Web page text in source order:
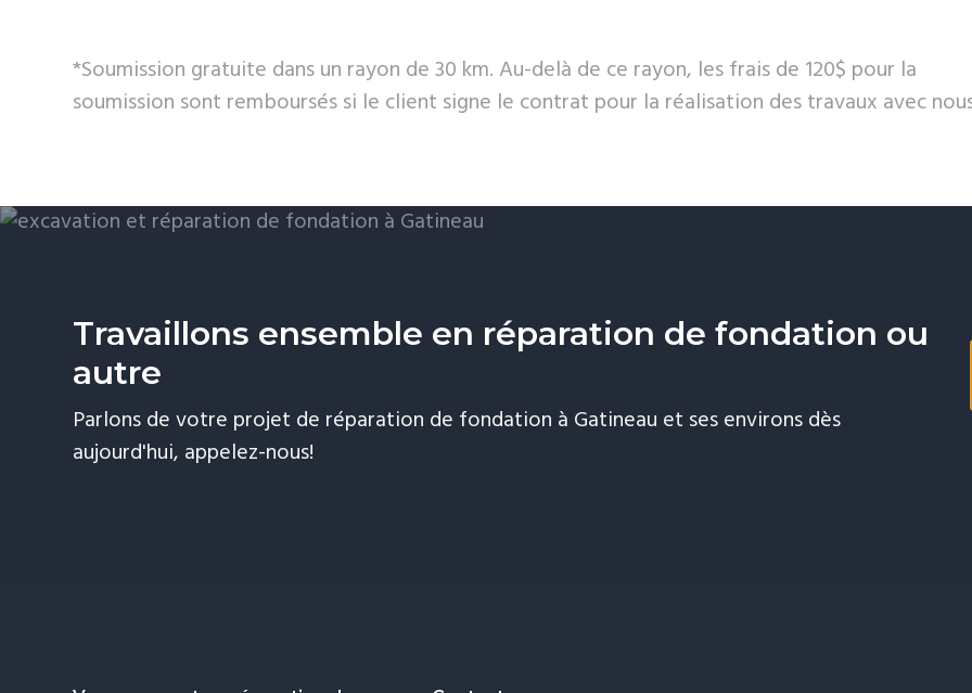
la fin des travaux, mais pour la pose de
revêtement extérieur il est conseillé d’attendre 6 à 12
naturellement. Durant cette période, la base risque de
bouger et par la suite elle se stabilisera.
de
Fissures
à
Gatineau
maison
et
*Soumission gratuite dans un rayon de 30 km. Au-delà de ce rayon, les frais de 120$ pour la
soumission sont remboursés si le client signe le contrat pour la réalisation des travaux avec
Travaillons ensemble en réparation de fondation ou
autre
Parlons de votre projet de réparation de fondation à Gatineau et ses environs dès
aujourd'hui, appelez-nous!